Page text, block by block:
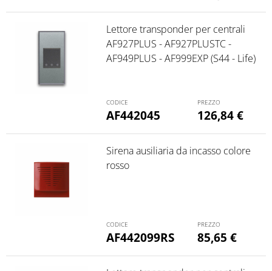
AF442045
Lettore transponder per centrali
AF927PLUS - AF927PLUSTC -
AF949PLUS - AF999EXP (S44 - Life)
126,84€
AF442099RS
Sirena ausiliaria da incasso colore
rosso
85,65 €